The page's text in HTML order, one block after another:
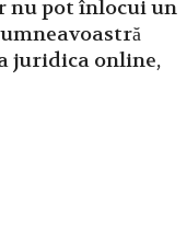
nu pot înlocui un
juridica online,